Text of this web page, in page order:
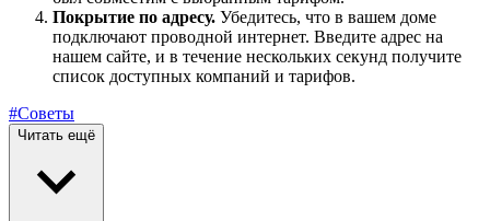
Покрытие по адресу. Убедитесь, что в вашем доме
подключают проводной интернет. Введите адрес на
нашем сайте, и в течение нескольких секунд получите
список доступных компаний и тарифов.
#Советы
Читать ещё